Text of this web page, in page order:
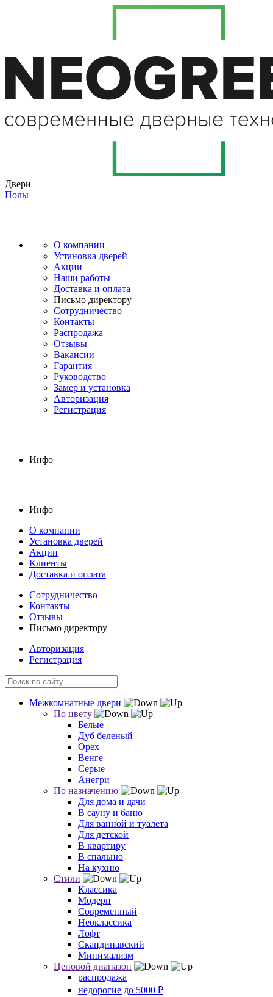
Двери
Полы
О компании
Установка дверей
Акции
Наши работы
Доставка и оплата
Письмо директору
Сотрудничество
Контакты
Распродажа
Отзывы
Вакансии
Гарантия
Руководство
Замер и установка
Авторизация
Регистрация
Инфо
Инфо
О компании
Установка дверей
Акции
Клиенты
Доставка и оплата
Сотрудничество
Контакты
Отзывы
Письмо директору
Авторизация
Регистрация
Межкомнатные двери
По цвету
Белые
Дуб беленый
Орех
Венге
Серые
Анегри
По назначению
Для дома и дачи
В сауну и баню
Для ванной и туалета
Для детской
В квартиру
В спальню
На кухню
Стили
Классика
Модерн
Современный
Неоклассика
Лофт
Скандинавский
Минимализм
Ценовой диапазон
распродажа
недорогие до 5000 ₽